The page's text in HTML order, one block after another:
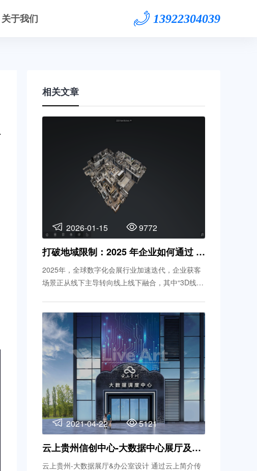
关于我们 13922304039
相关文章
2026-01-15 9772
打破地域限制：2025 年企业如何通过 “3D线上展厅” 实现全球获客？
2025年，全球数字化会展行业加速迭代，企业获客
场景正从线下主导转向线上线下融合，其中“3D线上
产制造型企业而言，如何让海外客户快速建立信
任、高效了解产能实力，传统线下看厂、参展模式
已难以满足需求，而“3D线上展厅”作为一站式线上
展览解决方案，既能实现无边界展示，又能通过实
景复刻、沉浸式体验构建信任壁垒，为全球获客提
供全新路径。 本文将从核心价值、落地优势、实战
案例三方面，拆解“3D线上展厅”的获客逻辑，助力
企业解锁
2021-04-22 5121
云上贵州信创中心-大数据中心展厅及办公装修设计
云上贵州-大数据展厅&办公室设计 通过云上简介传